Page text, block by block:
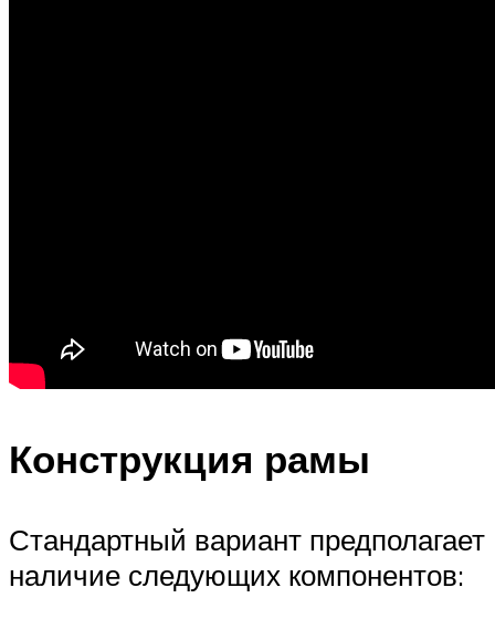
Конструкция рамы
Стандартный вариант предполагает
наличие следующих компонентов: